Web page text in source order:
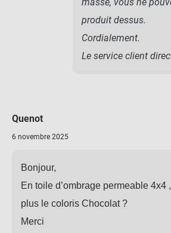
produit dessus.
Cordialement.
Le service client
Quenot
6 novembre 2025
Bonjour,
En toile d’ombrage permeable 4x4
plus le coloris Chocolat ?
Merci